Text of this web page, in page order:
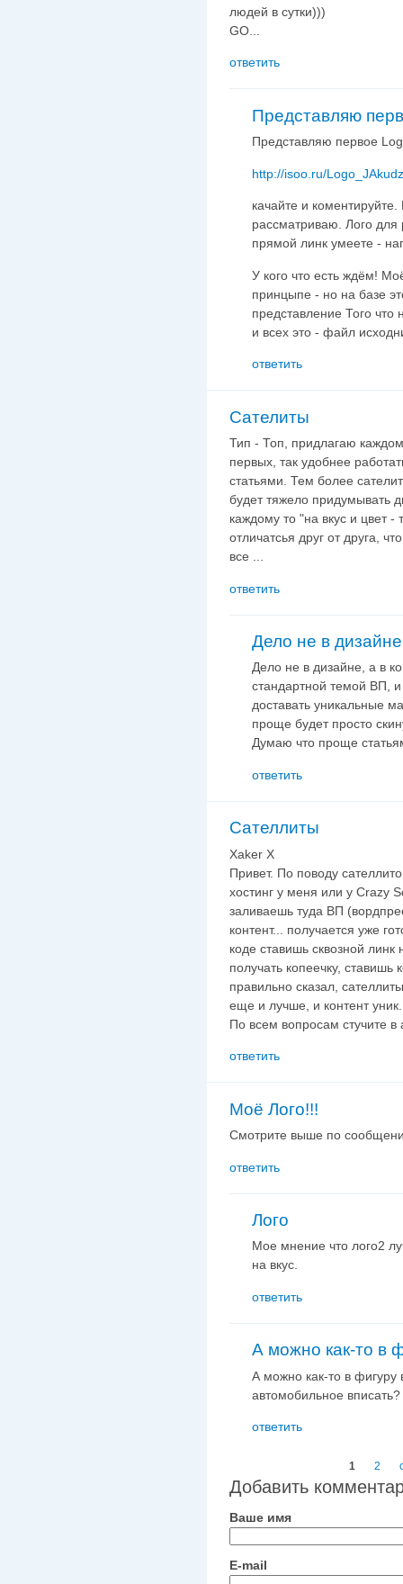
людей в сутки)))
GO...
ответить
Представляю
Представляю первое
http://isoo.ru/
качайте и
рассматриваю. Лого
прямой линк умеете -
У кого что есть ждём!
принцыпе - но на базе
представление Того
и всех это - файл
ответить
Сателиты
Тип - Топ, придлагаю
первых, так удобнее
статьями. Тем более
будет тяжело придумывать
каждому то "на вкус и цвет
отличатсья друг от друга,
все ...
ответить
Дело не в
Дело не в дизайне, а в
стандартной темой ВП,
доставать уникальные
проще будет просто
Думаю что проще
ответить
Сателлиты
Xaker X
Привет. По поводу
хостинг у меня или у Crazy
заливаешь туда ВП
контент... получается уже
коде ставишь сквозной
получать копеечку,
правильно сказал,
еще и лучше, и контент уник.
По всем вопросам стучите
ответить
Моё Лого!!!
Смотрите выше по
ответить
Лого
Мое мнение что лого2
на вкус.
ответить
А можно как-то в
А можно как-то в фигуру
автомобильное
ответить
1 2
Добавить
Ваше имя
E-mail